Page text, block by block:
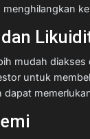
mudah
untuk
dapat